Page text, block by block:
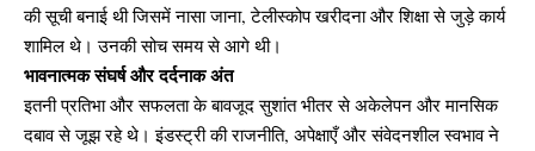
की सूची बनाई थी जिसमें नासा जाना, टेलीस्कोप खरीदना और शिक्षा से जुड़े कार्य
शामिल थे। उनकी सोच समय से आगे थी।
भावनात्मक संघर्ष और दर्दनाक अंत
इतनी प्रतिभा और सफलता के बावजूद सुशांत भीतर से अकेलेपन और मानसिक
दबाव से जूझ रहे थे। इंडस्ट्री की राजनीति, अपेक्षाएँ और संवेदनशील स्वभाव ने